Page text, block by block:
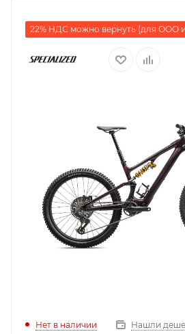
22% НДС можно вернуть (для ООО
Нет в наличии Нашли